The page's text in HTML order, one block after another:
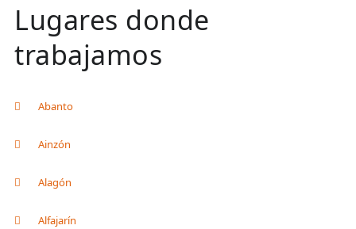
Lugares donde
trabajamos
Abanto
Ainzón
Alagón
Alfajarín